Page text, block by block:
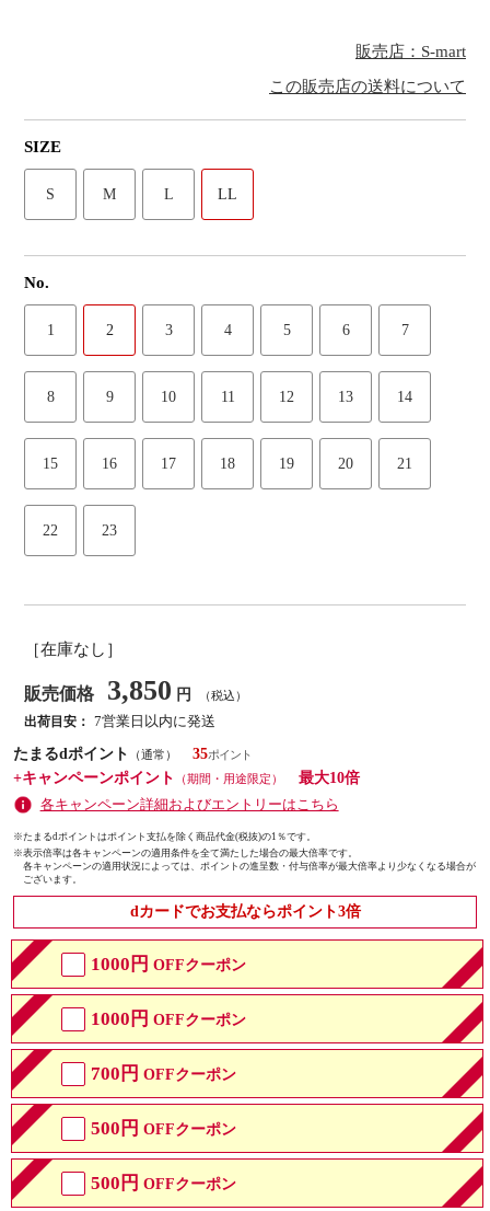
販売店：S-mart
この販売店の送料について
SIZE
S M L LL
No.
1 2 3 4 5 6 7
8 9 10 11 12 13 14
15 16 17 18 19 20 21
22 23
［在庫なし］
販売価格 3,850 円 （税込）
出荷目安： 7営業日以内に発送
たまるdポイント
（通常）
35
+キャンペーンポイント
（期間・用途限定）
最大10倍
各キャンペーン詳細およびエントリーはこちら
※たまるdポイントはポイント支払を除く商品代金(税抜)の1％です。
※表示倍率は各キャンペーンの適用条件を全て満たした場合の最大倍率です。
各キャンペーンの適用状況によっては、ポイントの進呈数・付与倍率が最大倍率より少なくなる場合が
ございます。
dカードでお支払ならポイント3倍
1000円 OFFクーポン
1000円 OFFクーポン
700円 OFFクーポン
500円 OFFクーポン
500円 OFFクーポン